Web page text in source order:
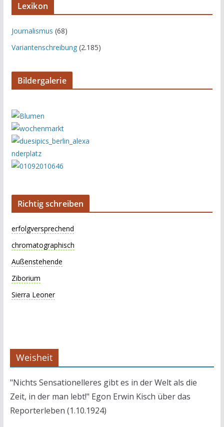
Lexikon
Journalismus (68)
Variantenschreibung(2.185)
Bildergalerie
Richtig schreiben
erfolgversprechend
chromatographisch
Außenstehende
Ziborium
Sierra Leoner
Weisheit
"Nichts Sensationelleres gibt es in der Welt als die
Zeit, in der man lebt!" Egon Erwin Kisch über das
Reporterleben (1.10.1924)